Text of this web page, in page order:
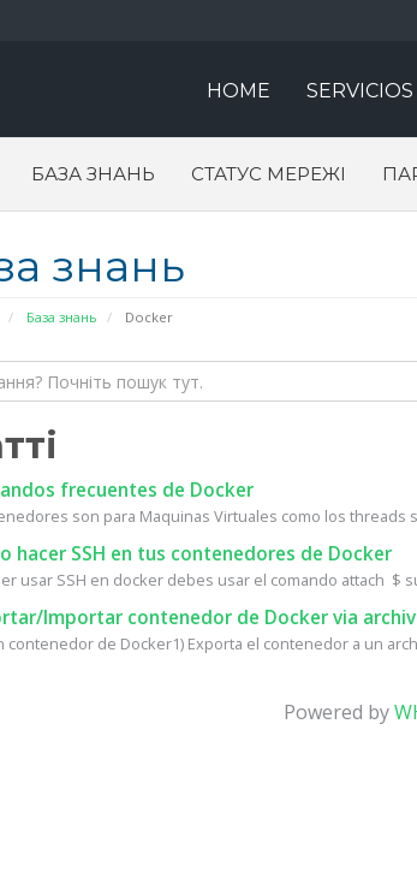
HOME SERVICIOS
БАЗА ЗНАНЬ СТАТУС МЕРЕЖІ
знань
База знань Docker
frecuentes de Docker
son para Maquinas Virtuales como los threads
hacer SSH en tus contenedores de Docker
usar SSH en docker debes usar el comando attach $
Importar contenedor de Docker via
contenedor de Docker1) Exporta el contenedor a un
Powered by